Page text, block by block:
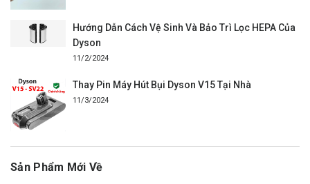
Hướng Dẫn Cách Vệ Sinh Và Bảo Trì Lọc HEPA Của
Dyson
11/2/2024
Thay Pin Máy Hút Bụi Dyson V15 Tại Nhà
11/3/2024
Sản Phẩm Mới Về